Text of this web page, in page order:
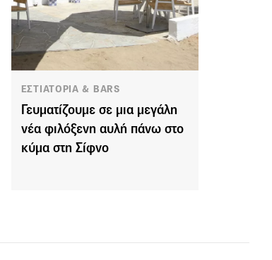
ΕΣΤΙΑΤΟΡΙΑ & BARS
Γευματίζουμε σε μια μεγάλη
νέα φιλόξενη αυλή πάνω στο
κύμα στη Σίφνο